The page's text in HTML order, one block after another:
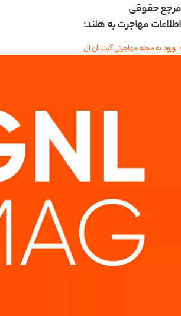
مرجع حقوقی
اطلاعات مهاجرت به هلند؛
‹ورودبه مجله مهاجرتی گیت ان ال